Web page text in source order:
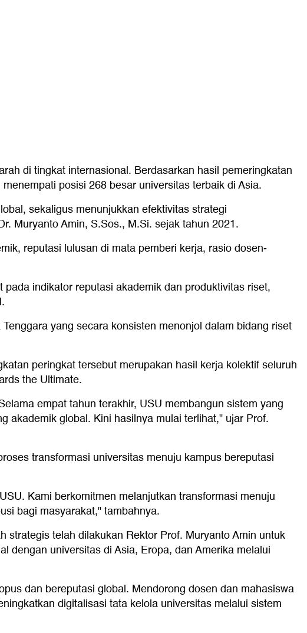
di tingkat internasional. Berdasarkan hasil pemeringkatan
posisi 268 besar universitas terbaik di Asia.
sekaligus menunjukkan efektivitas strategi
Muryanto Amin, S.Sos., M.Si. sejak tahun 2021.
reputasi lulusan di mata pemberi kerja, rasio dosen-
indikator reputasi akademik dan produktivitas riset,
yang secara konsisten menonjol dalam bidang riset
peringkat tersebut merupakan hasil kerja kolektif seluruh
the Ultimate.
empat tahun terakhir, USU membangun sistem yang
akademik global. Kini hasilnya mulai terlihat," ujar Prof.
transformasi universitas menuju kampus bereputasi
Kami berkomitmen melanjutkan transformasi menuju
bagi masyarakat," tambahnya.
telah dilakukan Rektor Prof. Muryanto Amin untuk
dengan universitas di Asia, Eropa, dan Amerika melalui
dan bereputasi global. Mendorong dosen dan mahasiswa
digitalisasi tata kelola universitas melalui sistem